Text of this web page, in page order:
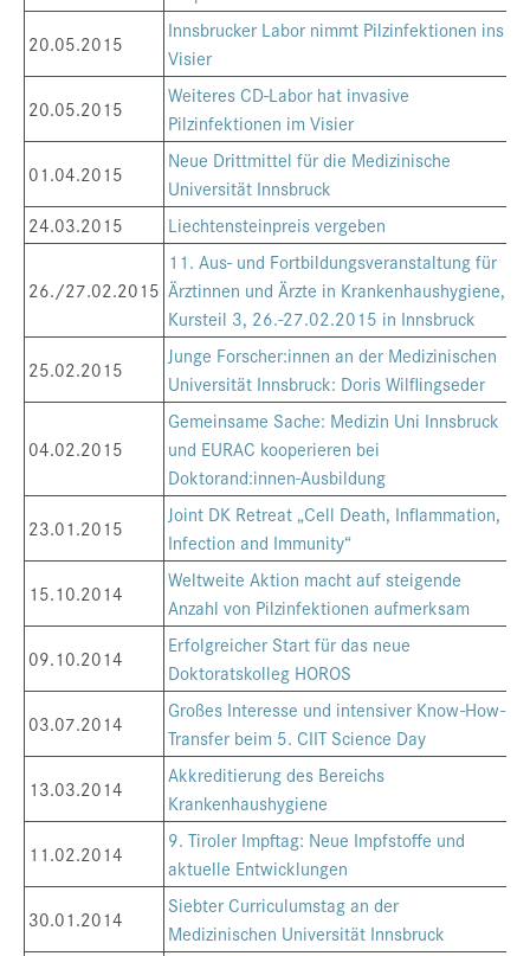
20.05.2015
Innsbrucker Labor nimmt Pilzinfektionen ins
Visier
20.05.2015
Weiteres CD-Labor hat invasive
Pilzinfektionen im Visier
01.04.2015
Neue Drittmittel für die Medizinische
Universität Innsbruck
24.03.2015
Liechtensteinpreis vergeben
26./27.02.2015
11. Aus- und Fortbildungsveranstaltung für
Ärztinnen und Ärzte in Krankenhaushygiene,
Kursteil 3, 26.-27.02.2015 in Innsbruck
25.02.2015
Junge Forscher:innen an der Medizinischen
Universität Innsbruck: Doris Wilflingseder
04.02.2015
Gemeinsame Sache: Medizin Uni Innsbruck
und EURAC kooperieren bei
Doktorand:innen-Ausbildung
23.01.2015
Joint DK Retreat „Cell Death, Inflammation,
Infection and Immunity“
15.10.2014
Weltweite Aktion macht auf steigende
Anzahl von Pilzinfektionen aufmerksam
09.10.2014
Erfolgreicher Start für das neue
Doktoratskolleg HOROS
03.07.2014
Großes Interesse und intensiver Know-How-
Transfer beim 5. CIIT Science Day
13.03.2014
Akkreditierung des Bereichs
Krankenhaushygiene
11.02.2014
9. Tiroler Impftag: Neue Impfstoffe und
aktuelle Entwicklungen
30.01.2014
Siebter Curriculumstag an der
Medizinischen Universität Innsbruck